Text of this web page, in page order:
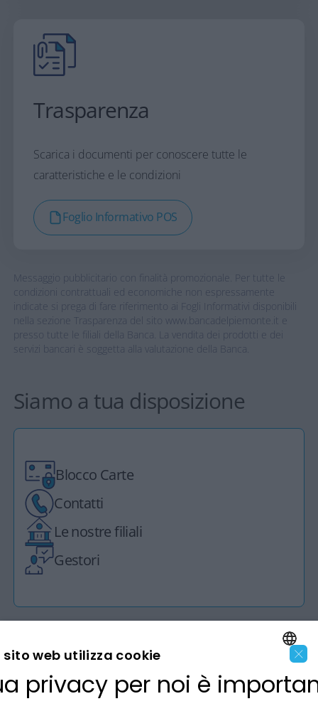
Trasparenza
Scarica i documenti per conoscere tutte le
caratteristiche e le condizioni
Foglio Informativo POS
Messaggio pubblicitario con finalità promozionale. Per tutte le
condizioni contrattuali ed economiche non espressamente
indicate si prega di fare riferimento ai Fogli Informativi disponibili
nella sezione Trasparenza del sito www.bancadelpiemonte.it e
presso tutte le filiali della Banca. La vendita dei prodotti e dei
servizi bancari è soggetta alla valutazione della Banca.
Siamo a tua disposizione
Blocco Carte
Contatti
Le nostre filiali
Gestori
LA BANCA ENGLISH
×
sito web utilizza cookie
privacy per noi è